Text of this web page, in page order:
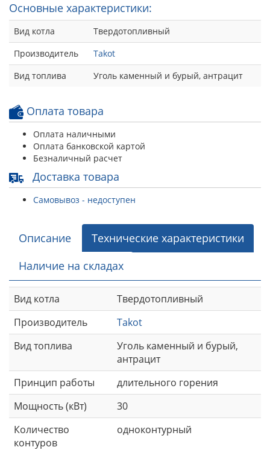
Основные характеристики:
Вид котла
Твердотопливный
Производитель
Takot
Вид топлива
Уголь каменный и бурый, антрацит
Оплата товара
Оплата наличными
Оплата банковской картой
Безналичный расчет
Доставка товара
Самовывоз - недоступен
Описание
Технические характеристики
Наличие на складах
Вид котла
Твердотопливный
Производитель
Takot
Вид топлива
Уголь каменный и бурый,
антрацит
Принцип работы
длительного горения
Мощность (кВт)
30
Количество
контуров
одноконтурный